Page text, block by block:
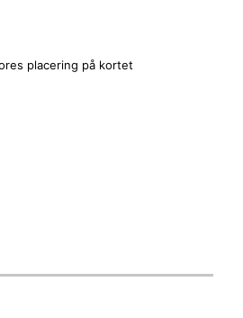
placering på kortet